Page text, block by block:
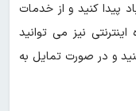
پیدا کنید و از خدمات
نیز می توانید
و در صورت تمایل به